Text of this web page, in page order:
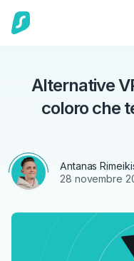
Alternative
coloro che
Antanas
28 novembre